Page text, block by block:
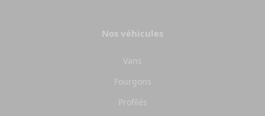
Nos véhicules
Vans
Fourgons
Profilés